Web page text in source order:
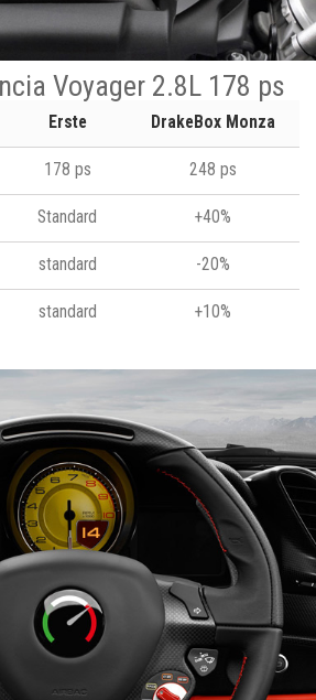
Voyager 2.8L 178 ps
Erste DrakeBox Monza
178 ps 248 ps
Standard +40%
standard -20%
standard +10%